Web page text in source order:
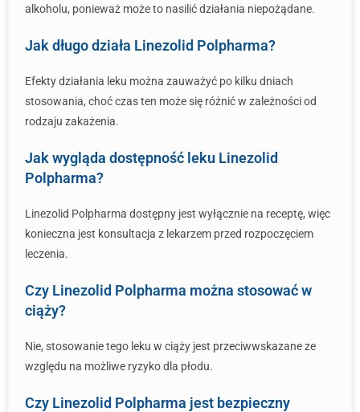
alkoholu, ponieważ może to nasilić działania niepożądane.
Jak długo działa Linezolid Polpharma?
Efekty działania leku można zauważyć po kilku dniach
stosowania, choć czas ten może się różnić w zależności od
rodzaju zakażenia.
Jak wygląda dostępność leku Linezolid
Polpharma?
Linezolid Polpharma dostępny jest wyłącznie na receptę, więc
konieczna jest konsultacja z lekarzem przed rozpoczęciem
leczenia.
Czy Linezolid Polpharma można stosować w
ciąży?
Nie, stosowanie tego leku w ciąży jest przeciwwskazane ze
względu na możliwe ryzyko dla płodu.
Czy Linezolid Polpharma jest bezpieczny